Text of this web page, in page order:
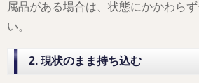
属品がある場合は、状態にかかわら
い。
2. 現状のまま持ち込む